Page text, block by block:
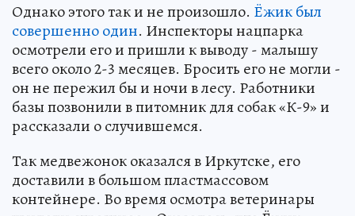
Однако этого так и не произошло. Ёжик был
совершенно один. Инспекторы нацпарка
осмотрели его и пришли к выводу - малышу
всего около 2-3 месяцев. Бросить его не могли -
он не пережил бы и ночи в лесу. Работники
базы позвонили в питомник для собак «К-9» и
рассказали о случившемся.
Так медвежонок оказался в Иркутске, его
доставили в большом пластмассовом
контейнере. Во время осмотра ветеринары